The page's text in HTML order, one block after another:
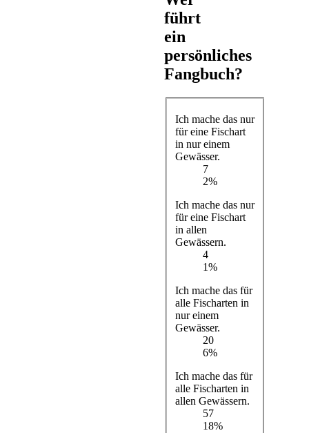
führt
ein
persönliches
Fangbuch?
Ich mache das nur
für eine Fischart
in nur einem
Gewässer.
7
2%
Ich mache das nur
für eine Fischart
in allen
Gewässern.
4
1%
Ich mache das für
alle Fischarten in
nur einem
Gewässer.
20
6%
Ich mache das für
alle Fischarten in
allen Gewässern.
57
18%